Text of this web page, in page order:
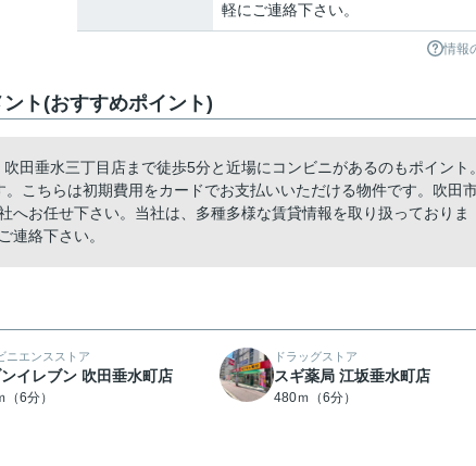
軽にご連絡下さい。
情報
ト(おすすめポイント)
田垂水三丁目店まで徒歩5分と近場にコンビニがあるのもポイント。
こちらは初期費用をカードでお支払いいただける物件です。吹田
へお任せ下さい。当社は、多種多様な賃貸情報を取り扱っておりま
連絡下さい。
ニエンスストア
イレブン 吹田垂水町店
（6分）
ドラッグストア
スギ薬局 江坂垂水町店
480ｍ（6分）